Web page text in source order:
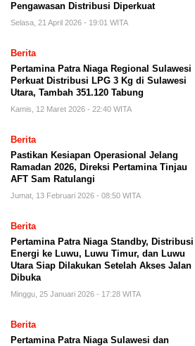
Pengawasan Distribusi Diperkuat
Selasa, 21 April 2026 - 19:01 WITA
Berita
Pertamina Patra Niaga Regional Sulawesi
Perkuat Distribusi LPG 3 Kg di Sulawesi
Utara, Tambah 351.120 Tabung
Kamis, 12 Maret 2026 - 22:40 WITA
Berita
Pastikan Kesiapan Operasional Jelang
Ramadan 2026, Direksi Pertamina Tinjau
AFT Sam Ratulangi
Jumat, 13 Februari 2026 - 08:50 WITA
Berita
Pertamina Patra Niaga Standby, Distribusi
Energi ke Luwu, Luwu Timur, dan Luwu
Utara Siap Dilakukan Setelah Akses Jalan
Dibuka
Minggu, 25 Januari 2026 - 17:28 WITA
Berita
Pertamina Patra Niaga Sulawesi dan